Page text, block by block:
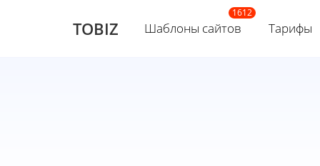
TOBIZ Шаблоны сайтов Тарифы